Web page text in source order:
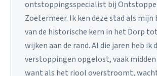
ontstoppingsspecialist bij
Zoetermeer. Ik ken deze stad als mijn
van de historische kern in het Dorp
wijken aan de rand. Al die jaren heb ik
verstoppingen opgelost, vaak
want als het riool overstroomt,